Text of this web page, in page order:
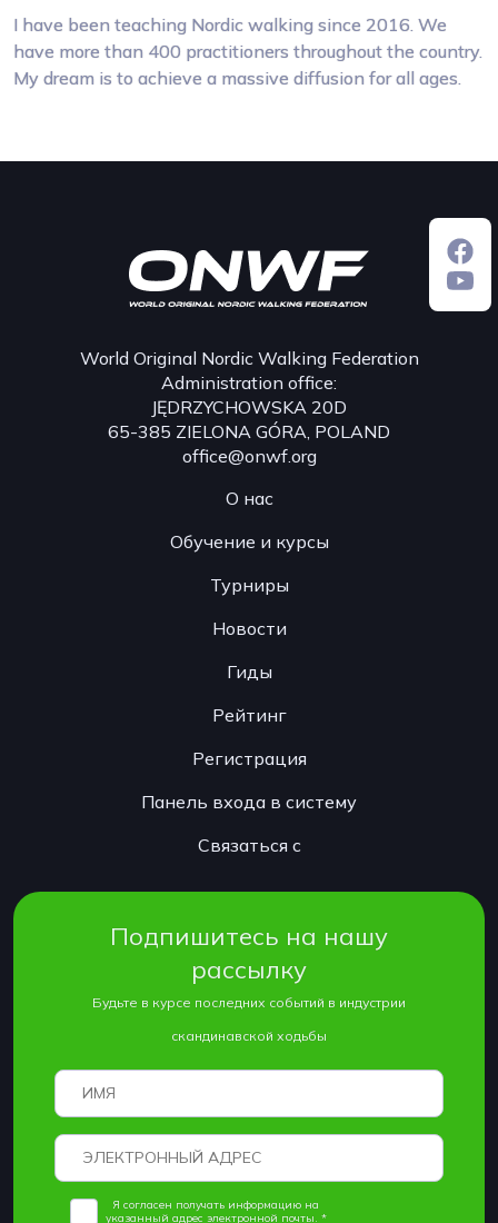
I have been teaching Nordic walking since 2016. We
have more than 400 practitioners throughout the country.
My dream is to achieve a massive diffusion for all ages.
World Original Nordic Walking Federation
Administration office:
JĘDRZYCHOWSKA 20D
65-385 ZIELONA GÓRA, POLAND
office@onwf.org
О нас
Обучение и курсы
Турниры
Новости
Гиды
Рейтинг
Регистрация
Панель входа в систему
Связаться с
Подпишитесь на нашу
рассылку
Будьте в курсе последних событий в индустрии
скандинавской ходьбы
Я согласен получать информацию на
указанный адрес электронной почты. *